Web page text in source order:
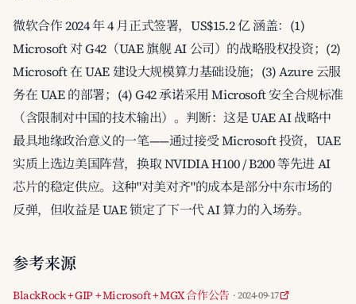
微软合作 2024 年 4 月正式签署，US$15.2 亿 涵盖：(1)
Microsoft 对 G42（UAE 旗舰 AI 公司）的战略股权投资；(2)
Microsoft 在 UAE 建设大规模算力基础设施；(3) Azure 云服
务在 UAE 的部署；(4) G42 承诺采用 Microsoft 安全合规标准
（含限制对中国的技术输出）。判断：这是 UAE AI 战略中
最具地缘政治意义的一笔——通过接受 Microsoft 投资，UAE
实质上选边美国阵营，换取 NVIDIA H100 / B200 等先进 AI
芯片的稳定供应。这种"对美对齐"的成本是部分中东市场的
反弹，但收益是 UAE 锁定了下一代 AI 算力的入场券。
参考来源
BlackRock + GIP + Microsoft + MGX 合作公告 · 2024-09-17